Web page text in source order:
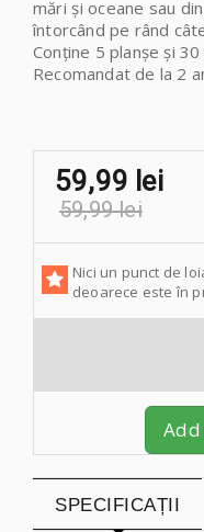
mări și oceane sau
întorcând pe rând
Conține 5 planșe și
Recomandat de la 2
59,99 lei
59,99 lei
Nici un punct de
deoarece este în
SPECIFICAȚII